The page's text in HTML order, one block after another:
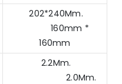
202*240Mm.
160mm *
160mm
2.2Mm.
2.0Mm.